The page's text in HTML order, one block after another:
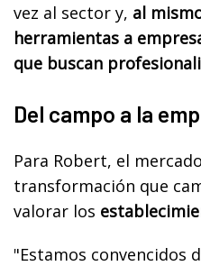
vez al sector y, al
herramientas a
que buscan
Del campo a la
Para Robert, el
transformación que
valorar los
"Estamos convencidos